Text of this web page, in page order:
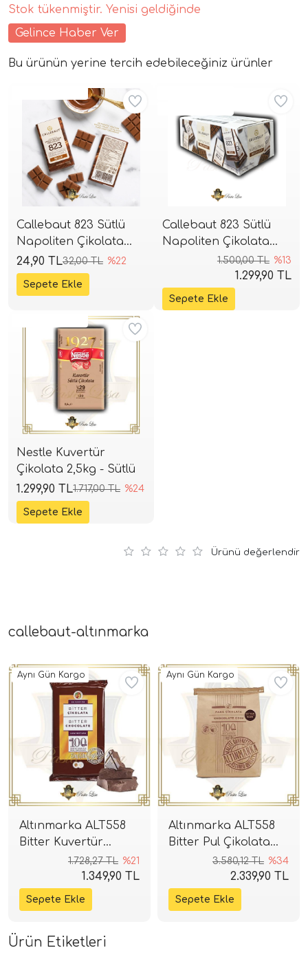
Stok tükenmiştir. Yenisi geldiğinde
Gelince Haber Ver
Bu ürünün yerine tercih edebileceğiniz ürünler
Callebaut 823 Sütlü
Napoliten Çikolata
(Tekli - 13,5g)
32,00 TL %22
24,90 TL
Callebaut 823 Sütlü
Napoliten Çikolata
1.500,00 TL %13
1.299,90 TL
Nestle Kuvertür
Çikolata 2,5kg - Sütlü
1.717,00 TL %24
1.299,90 TL
Ürünü değerlendir
callebaut-altınmarka
Altınmarka ALT558
Bitter Kuvertür
Çikolata 2,5kg (%55)
1.728,27 TL %21
1.349,90 TL
Aynı Gün Kargo
Altınmarka ALT558
Bitter Pul Çikolata
5kg (%55)3.580,12 TL %34
2.339,90 TL
Aynı Gün Kargo
Ürün Etiketleri